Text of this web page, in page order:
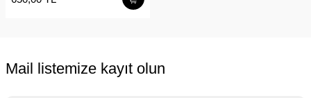
Mail listemize kayıt olun